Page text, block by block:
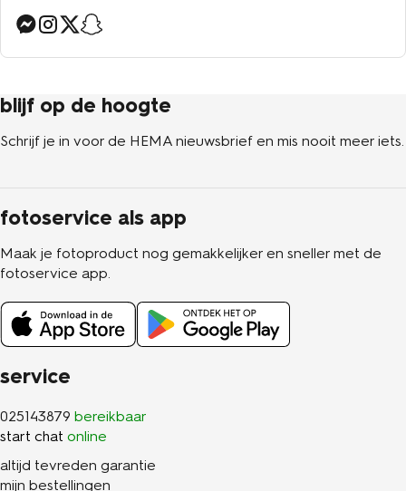
service
025143879 bereikbaar
start chat online
altijd tevreden garantie
mijn bestellingen
blijf op de hoogte
Schrijf je in voor de HEMA nieuwsbrief en mis nooit meer iets.
fotoservice als app
Maak je fotoproduct nog gemakkelijker en sneller met de
fotoservice app.